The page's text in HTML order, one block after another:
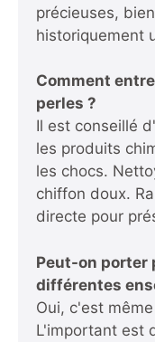
précieuses,
historiquement
Comment
perles ?
Il est conseillé
les produits
les chocs.
chiffon doux.
directe pour
Peut-on porter
différentes
Oui, c'est
L'important est